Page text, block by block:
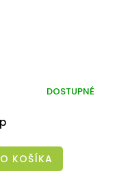
DOSTUPNÉ
KOŠÍKA